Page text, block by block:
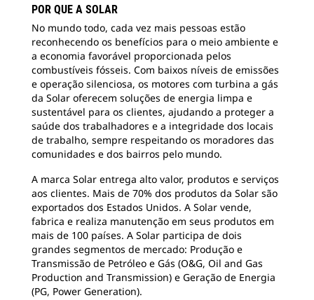
POR QUE A SOLAR
No mundo todo, cada vez mais pessoas estão
reconhecendo os benefícios para o meio ambiente e
a economia favorável proporcionada pelos
combustíveis fósseis. Com baixos níveis de emissões
e operação silenciosa, os motores com turbina a gás
da Solar oferecem soluções de energia limpa e
sustentável para os clientes, ajudando a proteger a
saúde dos trabalhadores e a integridade dos locais
de trabalho, sempre respeitando os moradores das
comunidades e dos bairros pelo mundo.
A marca Solar entrega alto valor, produtos e serviços
aos clientes. Mais de 70% dos produtos da Solar são
exportados dos Estados Unidos. A Solar vende,
fabrica e realiza manutenção em seus produtos em
mais de 100 países. A Solar participa de dois
grandes segmentos de mercado: Produção e
Transmissão de Petróleo e Gás (O&G, Oil and Gas
Production and Transmission) e Geração de Energia
(PG, Power Generation).